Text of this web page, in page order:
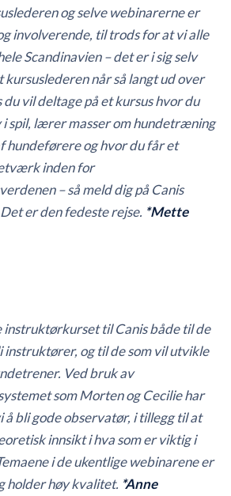
og selve webinarerne er
involverende, til trods for at vi alle
Scandinavien – det er i sig selv
kursuslederen når så langt ud over
du vil deltage på et kursus hvor du
i spil, lærer masser om hundetræning
hundeførere og hvor du får et
inden for
– så meld dig på Canis
er den fedeste rejse. *Mette
instruktørkurset til Canis både til de
instruktører, og til de som vil utvikle
Ved bruk av
som Morten og Cecilie har
bli gode observatør, i tillegg til at
innsikt i hva som er viktig i
i de ukentlige webinarene er
holder høy kvalitet. *Anne